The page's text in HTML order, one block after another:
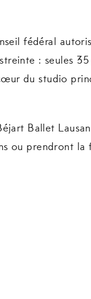
fédéral
: seules
du studio
Ballet
ou prendront la